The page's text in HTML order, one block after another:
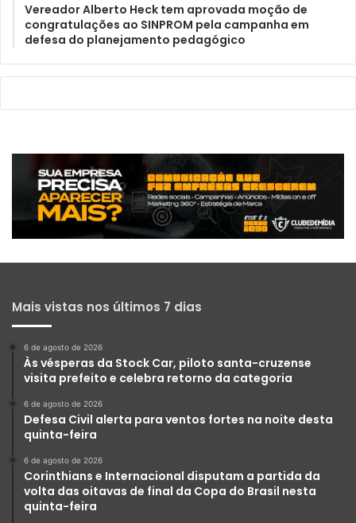
Vereador Alberto Heck tem aprovada moção de
congratulações ao SINPROM pela campanha em
defesa do planejamento pedagógico
Mais vistas nos últimos 7 dias
6 de agosto de 2026
Às vésperas da Stock Car, piloto santa-cruzense
visita prefeito e celebra retorno da categoria
6 de agosto de 2026
Defesa Civil alerta para ventos fortes na noite desta
quinta-feira
6 de agosto de 2026
Corinthians e Internacional disputam a partida da
volta das oitavas de final da Copa do Brasil nesta
quinta-feira